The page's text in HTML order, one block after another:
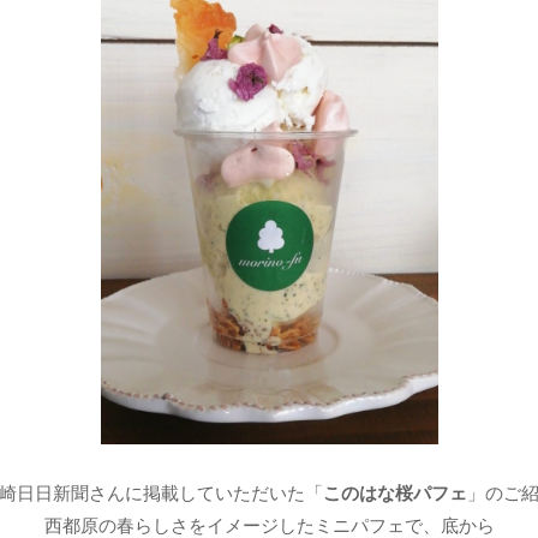
日日新聞さんに掲載していただいた「このはな桜パフェ 」のご
西都原の春らしさをイメージしたミニパフェで、底から